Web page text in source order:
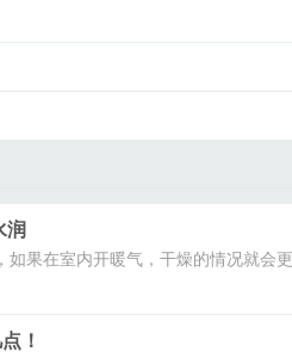
润
果在室内开暖气，干燥的情况就会
！